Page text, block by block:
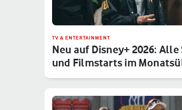
TV & ENTERTAINMENT
Neu auf Disney+ 2026: Alle
und Filmstarts im